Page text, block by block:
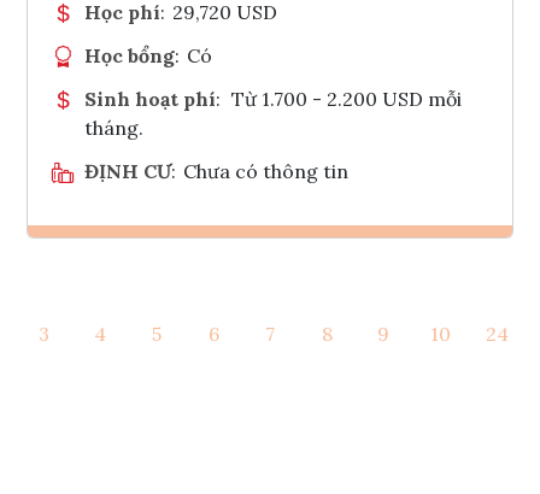
Học phí: 29,720 USD
Học bổng: Có
Sinh hoạt phí: Từ 1.700 - 2.200 USD mỗi
tháng.
ĐỊNH CƯ: Chưa có thông tin
Tham vấn Interlink
3 4 5 6 7 8 9 10 24